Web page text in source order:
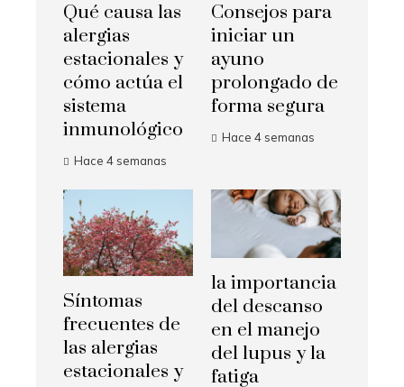
Qué causa las
alergias
estacionales y
cómo actúa el
sistema
inmunológico
Hace 4 semanas
Consejos para
iniciar un
ayuno
prolongado de
forma segura
Hace 4 semanas
Síntomas
frecuentes de
las alergias
estacionales y
la importancia
del descanso
en el manejo
del lupus y la
fatiga